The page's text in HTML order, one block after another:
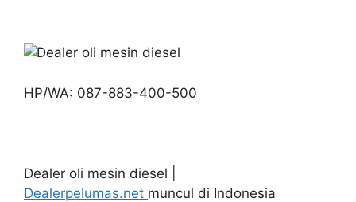
HP/WA: 087-883-400-500
Dealer oli mesin diesel |
Dealerpelumas.net muncul di Indonesia